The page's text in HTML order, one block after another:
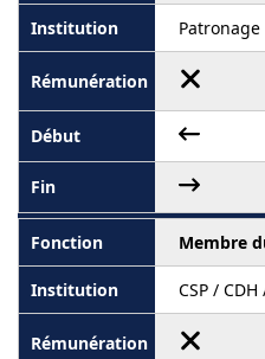
Patronage
Membre
CSP / CDH